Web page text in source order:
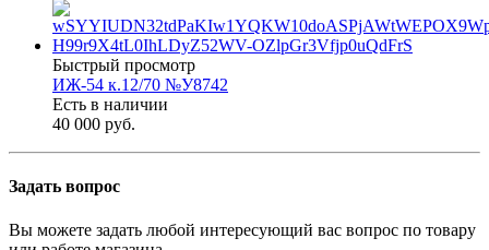
Быстрый просмотр
ИЖ-54 к.12/70 №У8742
Есть в наличии
40 000 руб.
Задать вопрос
Вы можете задать любой интересующий вас вопрос по товару